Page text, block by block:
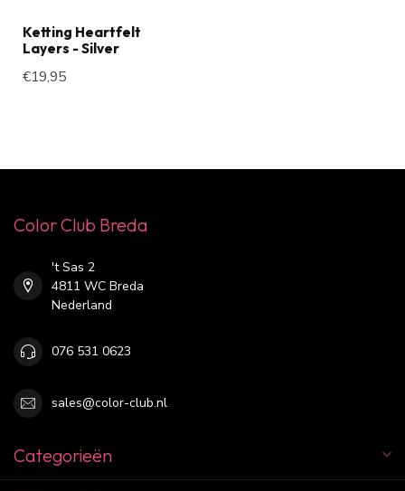
Ketting Heartfelt
Layers - Silver
€19,95
Color Club Breda
't Sas 2
4811 WC Breda
Nederland
076 531 0623
sales@color-club.nl
Categorieën